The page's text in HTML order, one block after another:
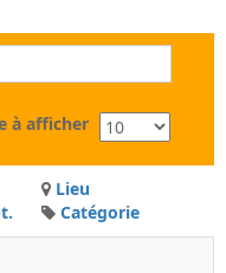
à afficher
Lieu
Catégorie